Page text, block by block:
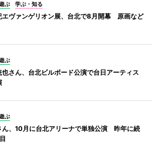
ぶ 学ぶ・知る
エヴァンゲリオン展、台北で8月開幕 原画など
ぶ
也さん、台北ビルボード公演で台日アーティス
ぶ
ん、10月に台北アリーナで単独公演 昨年に続